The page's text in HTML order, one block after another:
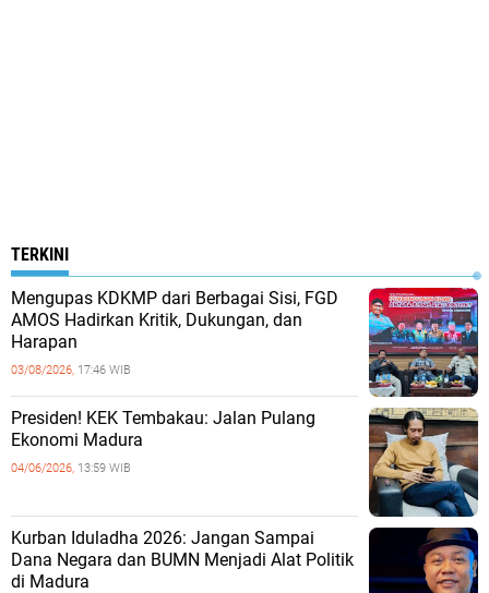
TERKINI
Mengupas KDKMP dari Berbagai Sisi, FGD
AMOS Hadirkan Kritik, Dukungan, dan
Harapan
03/08/2026, 17:46 WIB
Presiden! KEK Tembakau: Jalan Pulang
Ekonomi Madura
04/06/2026, 13:59 WIB
Kurban Iduladha 2026: Jangan Sampai
Dana Negara dan BUMN Menjadi Alat Politik
di Madura